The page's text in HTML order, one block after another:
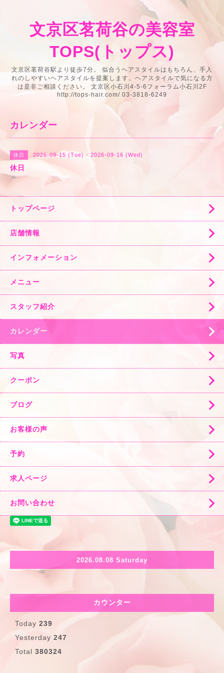
文京区茗荷谷の美容室
TOPS(トップス)
文京区茗荷谷駅より徒歩7分。 似合うヘアスタイルはもちろん、手入
れのしやすいヘアスタイルを提案します。ヘアスタイルで気になる方
は是非ご相談ください。 文京区小石川4-5-6フォーラム小石川2F
http://tops-hair.com/ 03-3818-6249
カレンダー
休日 2026-09-15 (Tue) - 2026-09-16 (Wed)
休日
トップページ
店舗情報
インフォメーション
メニュー
スタッフ紹介
カレンダー
写真
クーポン
ブログ
お客様の声
予約
求人ページ
お問い合わせ
2026.08.08 Saturday
カウンター
Today 239
Yesterday 247
Total 380324